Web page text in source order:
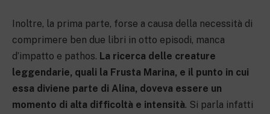
Inoltre, la prima parte, forse a causa della necessità di
comprimere ben due libri in otto episodi, manca
d’impatto e pathos. La ricerca delle creature
leggendarie, quali la Frusta Marina, e il punto in cui
essa diviene parte di Alina, doveva essere un
momento di alta difficoltà e intensità. Si parla infatti